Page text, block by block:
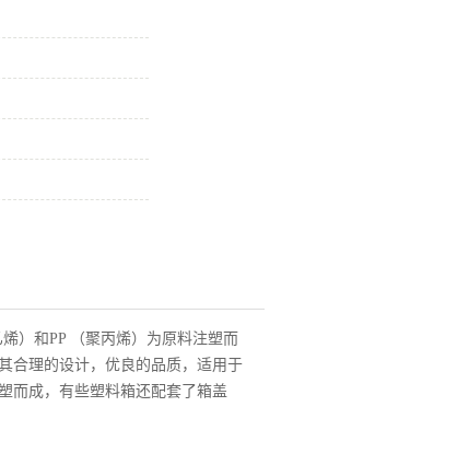
）和PP （聚丙烯）为原料注塑而
合理的设计，优良的品质，适用于
而成，有些塑料箱还配套了箱盖